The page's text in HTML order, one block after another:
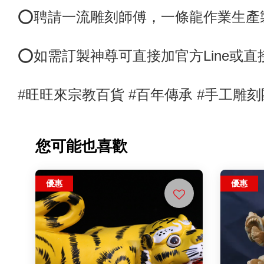
⭕️聘請一流雕刻師傅， 一條龍作業生
⭕如需訂製神尊可直接加官方Line或直
#旺旺來宗教百貨 #百年傳承 #手工雕
您可能也喜歡
優惠 優惠